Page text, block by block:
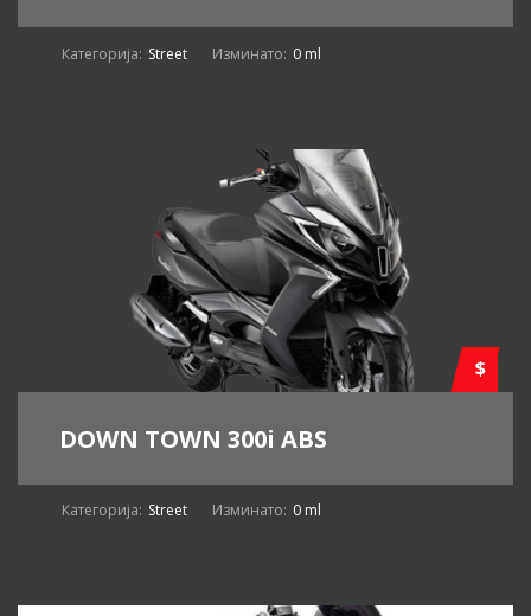
Категорија: Street Изминато: 0 ml
$
DOWN TOWN 300i ABS
Категорија: Street Изминато: 0 ml